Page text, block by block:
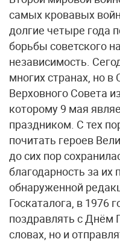
самых кровавых
долгие четыре года
борьбы советского
независимость.
многих странах, но
Верховного Совета
которому 9 мая
праздником. С тех
почитать героев
до сих пор
благодарность за их
обнаруженной
Госкаталога, в 1976
поздравлять с Днём
словах, но и